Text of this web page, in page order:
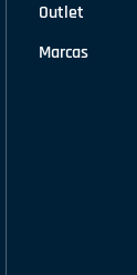
Outlet
Marcas